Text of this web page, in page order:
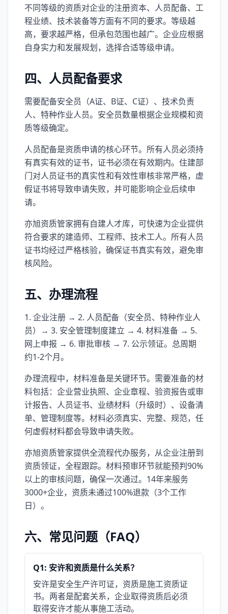
不同等级的资质对企业的注册资本、人员配备、工
程业绩、技术装备等方面有不同的要求。等级越
高，要求越严格，但承包范围也越广。企业应根据
自身实力和发展规划，选择合适等级申请。
四、人员配备要求
需要配备安全员（A证、B证、C证）、技术负责
人、特种作业人员。安全员数量根据企业规模和资
质等级确定。
人员配备是资质申请的核心环节。所有人员必须持
有真实有效的证书，证书必须在有效期内。住建部
门对人员证书的真实性和有效性审核非常严格，虚
假证书将导致申请失败，并可能影响企业后续申
请。
亦旭资质管家拥有自建人才库，可快速为企业提供
符合要求的建造师、工程师、技术工人。所有人员
证书均经过严格核验，确保证书真实有效，避免审
核风险。
五、办理流程
1. 企业注册 → 2. 人员配备（安全员、特种作业人
员）→ 3. 安全管理制度建立 → 4. 材料准备 → 5.
网上申报 → 6. 审批审核 → 7. 公示领证。总周期
约1-2个月。
办理流程中，材料准备是关键环节。需要准备的材
料包括：企业营业执照、企业章程、验资报告或审
计报告、人员证书、业绩材料（升级时）、设备清
单、管理制度等。材料必须真实、完整、规范，任
何虚假材料都会导致申请失败。
亦旭资质管家提供全流程代办服务，从企业注册到
资质领证，全程跟踪。材料预审环节就能预判90%
以上的审核问题，确保一次通过。14年来服务
3000+企业，资质未通过100%退款（3个工作
日）。
六、常见问题（FAQ）
Q1: 安许和资质是什么关系？
安许是安全生产许可证，资质是施工资质证
书。两者是配套关系，企业取得资质后必须
取得安许才能从事施工活动。